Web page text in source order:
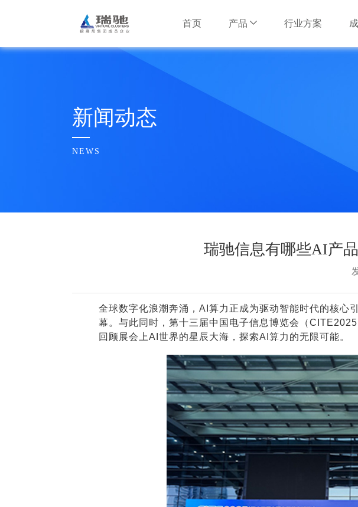
首页 产品
安卓云服务器
NxWork云手机办公平台
招财大模型盒子 边缘盒子
云基础设施产品
vCloud 超融合云平台
国产服务器
瑞驰飞腾高性能服务器 鲲鹏
行业方案
智慧安防行业
其他行业
智慧安防行业
其他行业
瑞驰大事记
合作伙伴
瑞驰招聘
新闻动态
NEWS
瑞驰信息有哪些AI产
全球数字化浪潮奔涌，AI算力正成为驱动智能时代的核
幕。与此同时，第十三届中国电子信息博览会（
回顾展会上AI世界的星辰大海，探索AI算力的无限可能。